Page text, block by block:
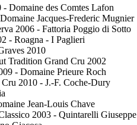
Domaine des Comtes Lafon
Jacques-Frederic Mugnier
2006 - Fattoria Poggio di Sotto
- Roagna - I Paglieri
2010
Tradition Grand Cru 2002
- Domaine Prieure Roch
2010 - J.-F. Coche-Dury
Jean-Louis Chave
2003 - Quintarelli Giuseppe